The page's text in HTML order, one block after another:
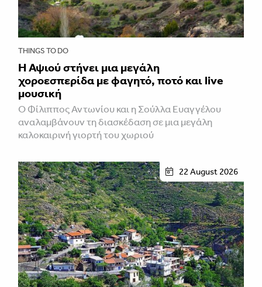
THINGS TO DO
Η Αψιού στήνει μια μεγάλη
χοροεσπερίδα με φαγητό, ποτό και live
μουσική
Ο Φίλιππος Αντωνίου και η Σούλλα Ευαγγέλου
αναλαμβάνουν τη διασκέδαση σε μια μεγάλη
καλοκαιρινή γιορτή του χωριού
22 August 2026